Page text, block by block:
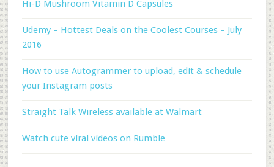
Hi-D Mushroom Vitamin D Capsules
Udemy – Hottest Deals on the Coolest Courses – July
2016
How to use Autogrammer to upload, edit & schedule
your Instagram posts
Straight Talk Wireless available at Walmart
Watch cute viral videos on Rumble